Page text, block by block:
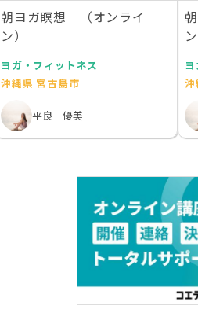
朝ヨガ瞑想 （オンライ
ン）
ヨガ・フィットネス
沖縄県 宮古島市
平良 優美
ン